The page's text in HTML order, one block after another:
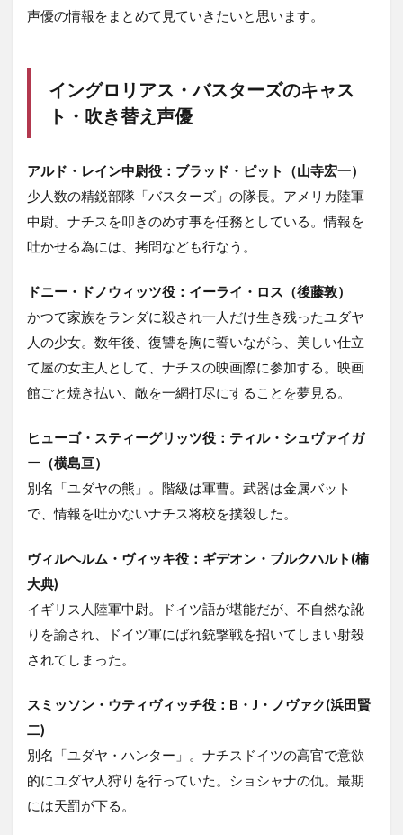
声優の情報をまとめて見ていきたいと思います。
イングロリアス・バスターズのキャス
ト・吹き替え声優
アルド・レイン中尉役：ブラッド・ピット（山寺宏一）
少人数の精鋭部隊「バスターズ」の隊長。アメリカ陸軍
中尉。ナチスを叩きのめす事を任務としている。情報を
吐かせる為には、拷問なども行なう。
ドニー・ドノウィッツ役：イーライ・ロス（後藤敦）
かつて家族をランダに殺され一人だけ生き残ったユダヤ
人の少女。数年後、復讐を胸に誓いながら、美しい仕立
て屋の女主人として、ナチスの映画際に参加する。映画
館ごと焼き払い、敵を一網打尽にすることを夢見る。
ヒューゴ・スティーグリッツ役：ティル・シュヴァイガ
ー（横島亘）
別名「ユダヤの熊」。階級は軍曹。武器は金属バット
で、情報を吐かないナチス将校を撲殺した。
ヴィルヘルム・ヴィッキ役：ギデオン・ブルクハルト(楠
大典)
イギリス人陸軍中尉。ドイツ語が堪能だが、不自然な訛
りを諭され、ドイツ軍にばれ銃撃戦を招いてしまい射殺
されてしまった。
スミッソン・ウティヴィッチ役：B・J・ノヴァク(浜田賢
二)
別名「ユダヤ・ハンター」。ナチスドイツの高官で意欲
的にユダヤ人狩りを行っていた。ショシャナの仇。最期
には天罰が下る。